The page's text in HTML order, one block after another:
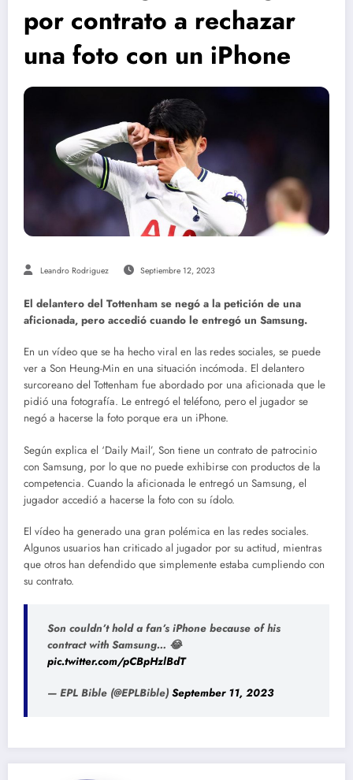
por contrato a rechazar
una foto con un iPhone
Leandro Rodriguez Septiembre 12, 2023
El delantero del Tottenham se negó a la petición de una
aficionada, pero accedió cuando le entregó un Samsung.
En un vídeo que se ha hecho viral en las redes sociales, se puede
ver a Son Heung-Min en una situación incómoda. El delantero
surcoreano del Tottenham fue abordado por una aficionada que le
pidió una fotografía. Le entregó el teléfono, pero el jugador se
negó a hacerse la foto porque era un iPhone.
Según explica el ‘Daily Mail’, Son tiene un contrato de patrocinio
con Samsung, por lo que no puede exhibirse con productos de la
competencia. Cuando la aficionada le entregó un Samsung, el
jugador accedió a hacerse la foto con su ídolo.
El vídeo ha generado una gran polémica en las redes sociales.
Algunos usuarios han criticado al jugador por su actitud, mientras
que otros han defendido que simplemente estaba cumpliendo con
su contrato.
Son couldn’t hold a fan’s iPhone because of his
contract with Samsung… 😂
pic.twitter.com/pCBpHzlBdT
— EPL Bible (@EPLBible) September 11, 2023